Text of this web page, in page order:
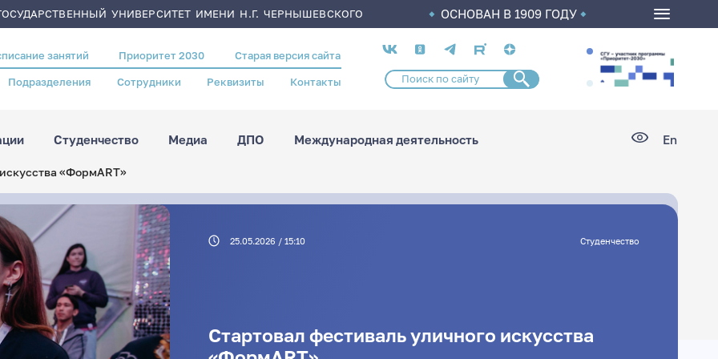
УНИВЕРСИТЕТ ИМЕНИ Н.Г. ЧЕРНЫШЕВСКОГО ОСНОВАН В 1909 ГОДУ
занятий Приоритет 2030 Старая версия сайта
Подразделения Сотрудники Реквизиты Контакты
Социальные
сети
Студенчество Медиа ДПО Международная деятельность En
«ФормART»
25.05.2026 / 15:10 Студенчество
Cтартовал фестиваль уличного искусства